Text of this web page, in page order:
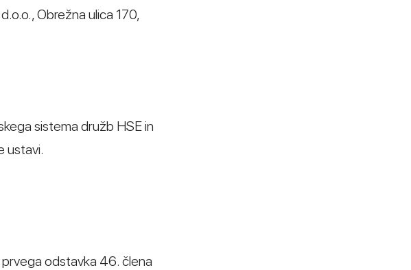
Obrežna ulica 170,
sistema družb HSE in
ustavi.
odstavka 46. člena